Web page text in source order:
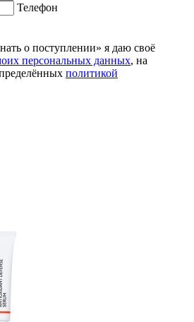
Телефон
о поступлении» я даю своё
персональных данных, на
политикой